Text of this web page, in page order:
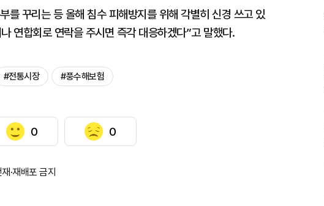
를 꾸리는 등 올해 침수 피해방지를 위해 각별히 신경 쓰고 있
연합회로 연락을 주시면 즉각 대응하겠다”고 말했다.
#전통시장 #풍수해보험
0 0
·재배포 금지